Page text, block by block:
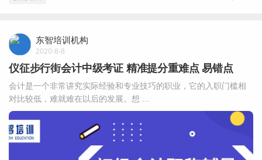
东智培训机构
2020-8-8
仪征步行街会计中级考证 精准提分重难点 易错点
会计是一个非常讲究实际经验和专业技巧的职业，它的入职门槛相
对比较低，难就难在以后的发展。想 ...